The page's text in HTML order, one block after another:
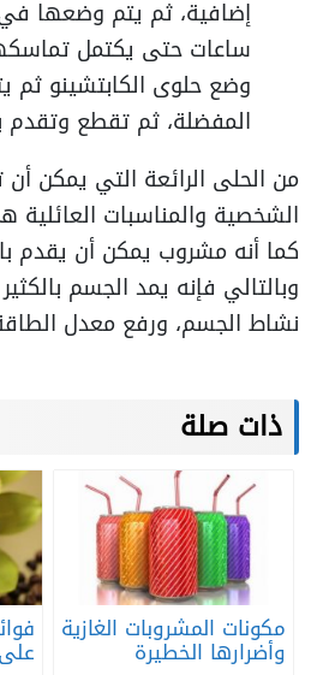
ساعات حتى يكتمل
وضع حلوى الكابتشينو ثم
المفضلة، ثم تقطع وتقدم
من الحلى الرائعة التي يمكن
الشخصية والمناسبات العائلية
كما أنه مشروب يمكن أن يقدم
وبالتالي فإنه يمد الجسم
نشاط الجسم، ورفع معدل
ذات صلة
مكونات المشروبات الغازية
وأضرارها الخطيرة